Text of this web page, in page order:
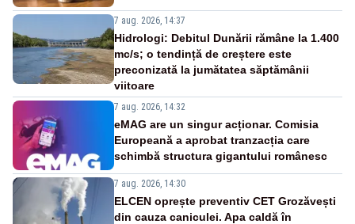
7 aug. 2026, 14:37
Hidrologi: Debitul Dunării rămâne la 1.400
mc/s; o tendință de creștere este
preconizată la jumătatea săptămânii
viitoare
7 aug. 2026, 14:32
eMAG are un singur acționar. Comisia
Europeană a aprobat tranzacția care
schimbă structura gigantului românesc
7 aug. 2026, 14:30
ELCEN oprește preventiv CET Grozăvești
din cauza caniculei. Apa caldă în